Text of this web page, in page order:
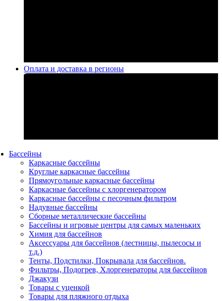
Оплата и доставка в регионы
Бассейны
Каркасные бассейны
Круглые каркасные бассейны
Прямоугольные каркасные бассейны
Каркасные бассейны с хлоргенератором
Каркасные бассейны с песочным фильтром
Надувные бассейны
Сборные металлические бассейны
Бассейны и игровые центры для самых маленьких
Химия для бассейнов
Аксессуары для бассейнов (лестницы, пылесосы и
т.д.)
Тенты, Подстилки, Покрывала для бассейнов.
Фильтры, Подогрев, Хлоргенераторы для бассейнов
Джакузи
Товары с уценкой
Товары для пляжного отдыха